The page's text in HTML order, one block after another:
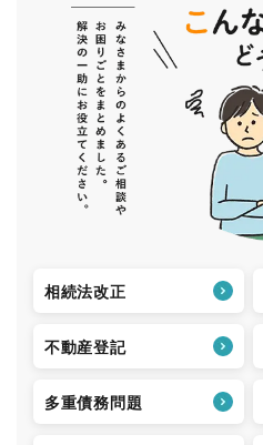
相続法改正
不動産登記
多重債務問題